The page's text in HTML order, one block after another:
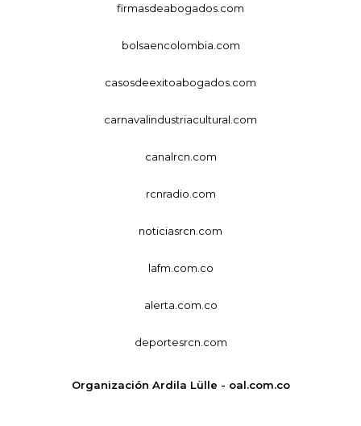
firmasdeabogados.com
bolsaencolombia.com
casosdeexitoabogados.com
carnavalindustriacultural.com
canalrcn.com
rcnradio.com
noticiasrcn.com
lafm.com.co
alerta.com.co
deportesrcn.com
Organización Ardila Lülle - oal.com.co